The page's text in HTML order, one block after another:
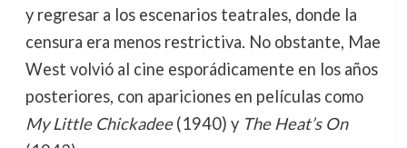
y regresar a los escenarios teatrales, donde la
censura era menos restrictiva. No obstante, Mae
West volvió al cine esporádicamente en los años
posteriores, con apariciones en películas como
My Little Chickadee(1940) y The Heat’s On